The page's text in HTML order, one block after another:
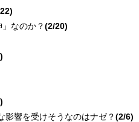
なのか？(2/20)
影響を受けそうなのはナゼ？(2/6)